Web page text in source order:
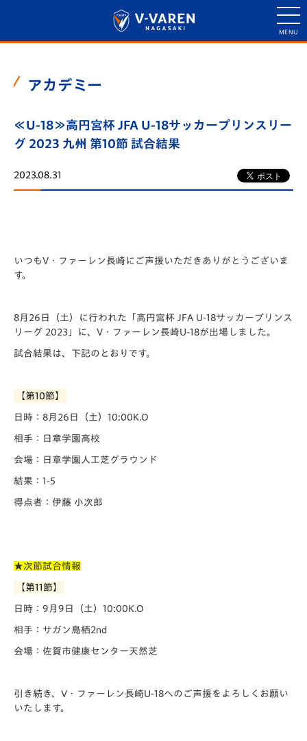
アカデミー
≪U-18≫高円宮杯 JFA U-18サッカープリンスリー
グ 2023 九州 第10節 試合結果
2023.08.31
いつもV・ファーレン長崎にご声援いただきありがとうございま
す。
8月26日（土）に行われた「️高円宮杯 JFA U-18サッカープリンス
リーグ 2023」に、V・ファーレン長崎U-18が出場しました。
試合結果は、下記のとおりです。
【第10節】
日時：8月26日（土）10:00K.O
相手：日章学園高校
会場：日章学園人工芝グラウンド
結果：1-5
得点者：伊藤 小次郎
★次節試合情報
【第11節】
日時：9月9日（土）10:00K.O
相手：サガン鳥栖2nd
会場：佐賀市健康センター天然芝
引き続き、V・ファーレン長崎U-18へのご声援をよろしくお願い
いたします。